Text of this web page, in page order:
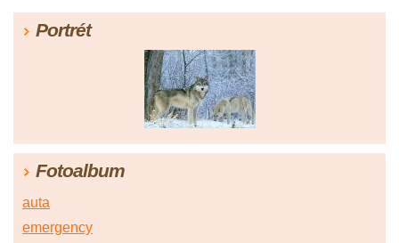
Portrét
Fotoalbum
auta
emergency